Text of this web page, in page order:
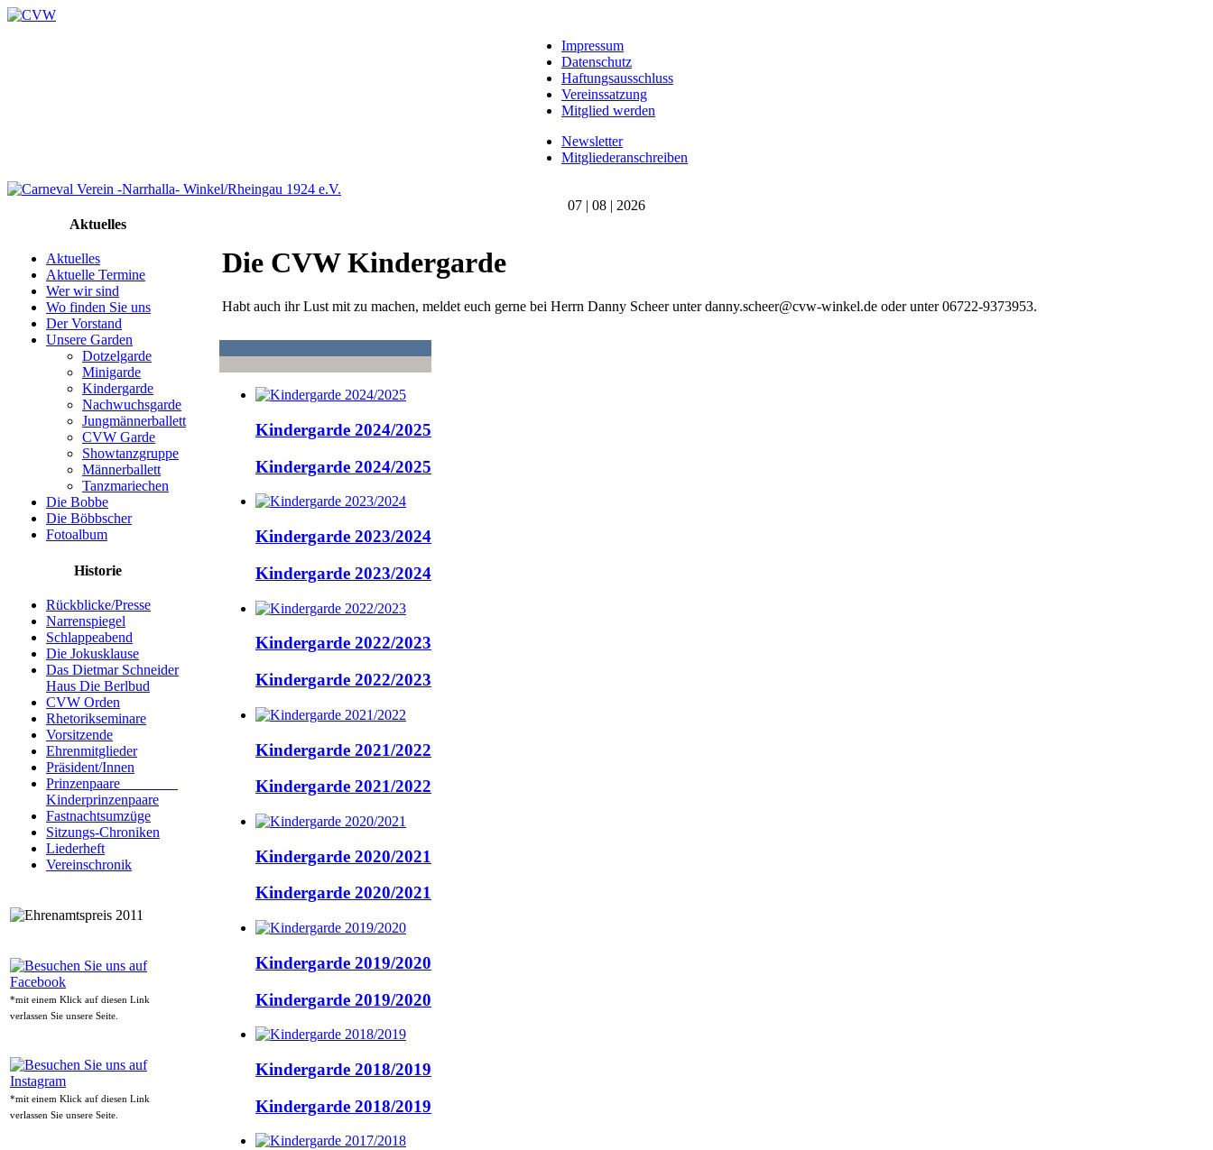
Impressum
Datenschutz
Haftungsausschluss
Vereinssatzung
Mitglied werden
Newsletter
Mitgliederanschreiben
07 | 08 | 2026
Aktuelles
Aktuelles
Aktuelle Termine
Wer wir sind
Wo finden Sie uns
Der Vorstand
Unsere Garden
Dotzelgarde
Minigarde
Kindergarde
Nachwuchsgarde
Jungmännerballett
CVW Garde
Showtanzgruppe
Männerballett
Tanzmariechen
Die Bobbe
Die Böbbscher
Fotoalbum
Historie
Rückblicke/Presse
Narrenspiegel
Schlappeabend
Die Jokusklause
Das Dietmar Schneider
Haus Die Berlbud
CVW Orden
Rhetorikseminare
Vorsitzende
Ehrenmitglieder
Präsident/Innen
Prinzenpaare
Kinderprinzenpaare
Fastnachtsumzüge
Sitzungs-Chroniken
Liederheft
Vereinschronik
*mit einem Klick auf diesen Link
verlassen Sie unsere Seite.
*mit einem Klick auf diesen Link
verlassen Sie unsere Seite.
Die CVW Kindergarde
Habt auch ihr Lust mit zu machen, meldet euch gerne bei Herrn Danny Scheer unterdanny.scheer@cvw-winkel.de oder unter 06722-9373953.
Kindergarde 2024/2025
Kindergarde 2024/2025
Kindergarde 2023/2024
Kindergarde 2023/2024
Kindergarde 2022/2023
Kindergarde 2022/2023
Kindergarde 2021/2022
Kindergarde 2021/2022
Kindergarde 2020/2021
Kindergarde 2020/2021
Kindergarde 2019/2020
Kindergarde 2019/2020
Kindergarde 2018/2019
Kindergarde 2018/2019